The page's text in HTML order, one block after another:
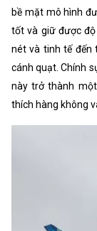
bề mặt mô hình
tốt và giữ được độ
nét và tinh tế đến
cánh quạt. Chính
này trở thành
thích hàng không